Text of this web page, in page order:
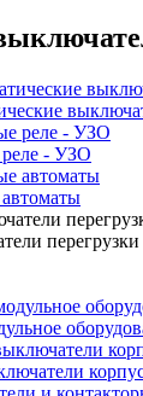
- УЗО
перегрузки